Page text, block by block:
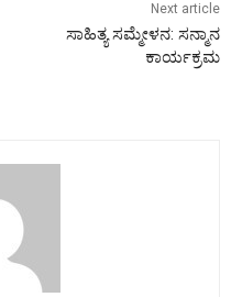
Next article
ಸಾಹಿತ್ಯ ಸಮ್ಮೇಳನ: ಸನ್ಮಾನ
ಕಾರ್ಯಕ್ರಮ